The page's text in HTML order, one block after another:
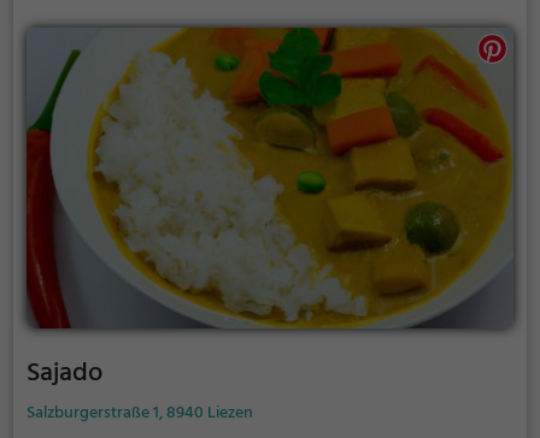
Getränkeauswahl lässt keine Wünsche offen. Ein Ort,
an dem man sich kulinarisch verwöhnen und gut
aufgehoben fühlen kann.
Sajado
Salzburgerstraße 1, 8940 Liezen